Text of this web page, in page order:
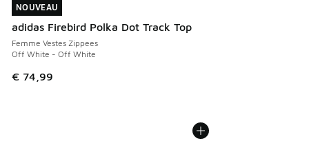
NOUVEAU
adidas Firebird Polka Dot Track Top
Femme Vestes Zippees
Off White - Off White
€ 74,99
NOUVEAU